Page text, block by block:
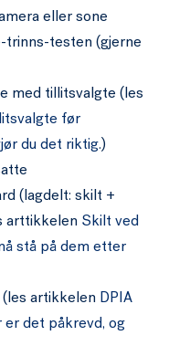
eller sone
trinns-testen (gjerne
med tillitsvalgte (les
før
du det riktig.)
(lagdelt: skilt +
arttikkelen Skilt ved
stå på dem etter
artikkelen DPIA
er det påkrevd, og